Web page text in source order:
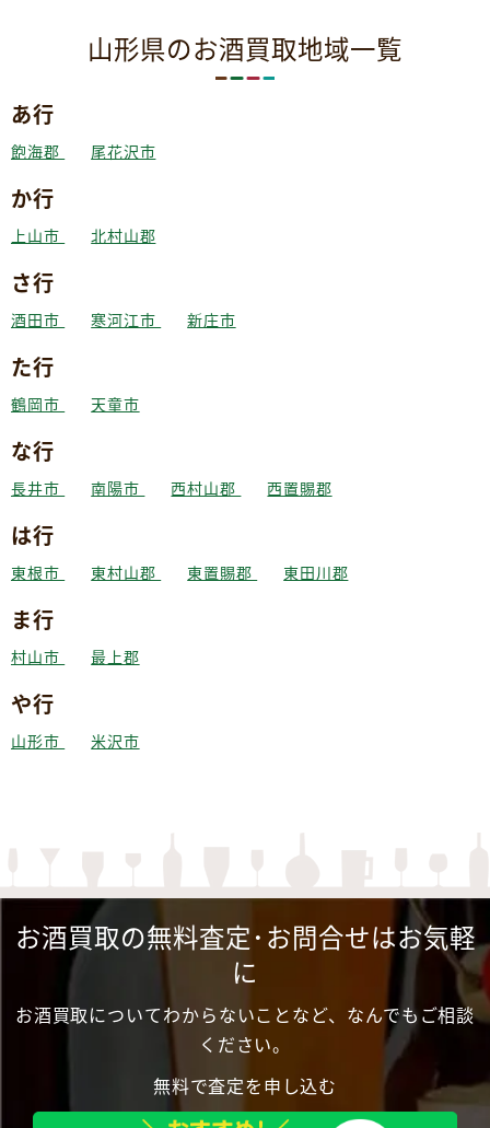
山形県のお酒買取地域一覧
あ行
飽海郡 尾花沢市
か行
上山市 北村山郡
さ行
酒田市 寒河江市 新庄市
た行
鶴岡市 天童市
な行
長井市 南陽市 西村山郡 西置賜郡
は行
東根市 東村山郡 東置賜郡 東田川郡
ま行
村山市 最上郡
や行
山形市 米沢市
お酒買取の無料査定･お問合せはお気軽
に
お酒買取についてわからないことなど、なんでもご相談
ください。
無料で査定を申し込む